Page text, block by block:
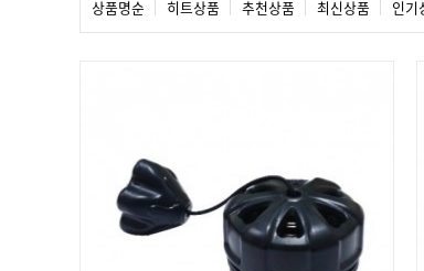
상품명순 히트상품 추천상품 최신상품 인기